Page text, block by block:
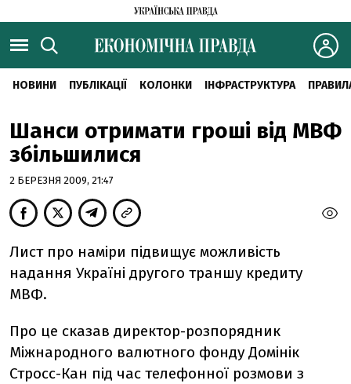
НОВИНИ ПУБЛІКАЦІЇ КОЛОНКИ ІНФРАСТРУКТУРА
Шанси отримати гроші від МВФ
збільшилися
2 БЕРЕЗНЯ 2009, 21:47
Лист про наміри підвищує можливість
надання Україні другого траншу кредиту
МВФ.
Про це сказав директор-розпорядник
Міжнародного валютного фонду Домінік
Стросс-Кан під час телефонної розмови з